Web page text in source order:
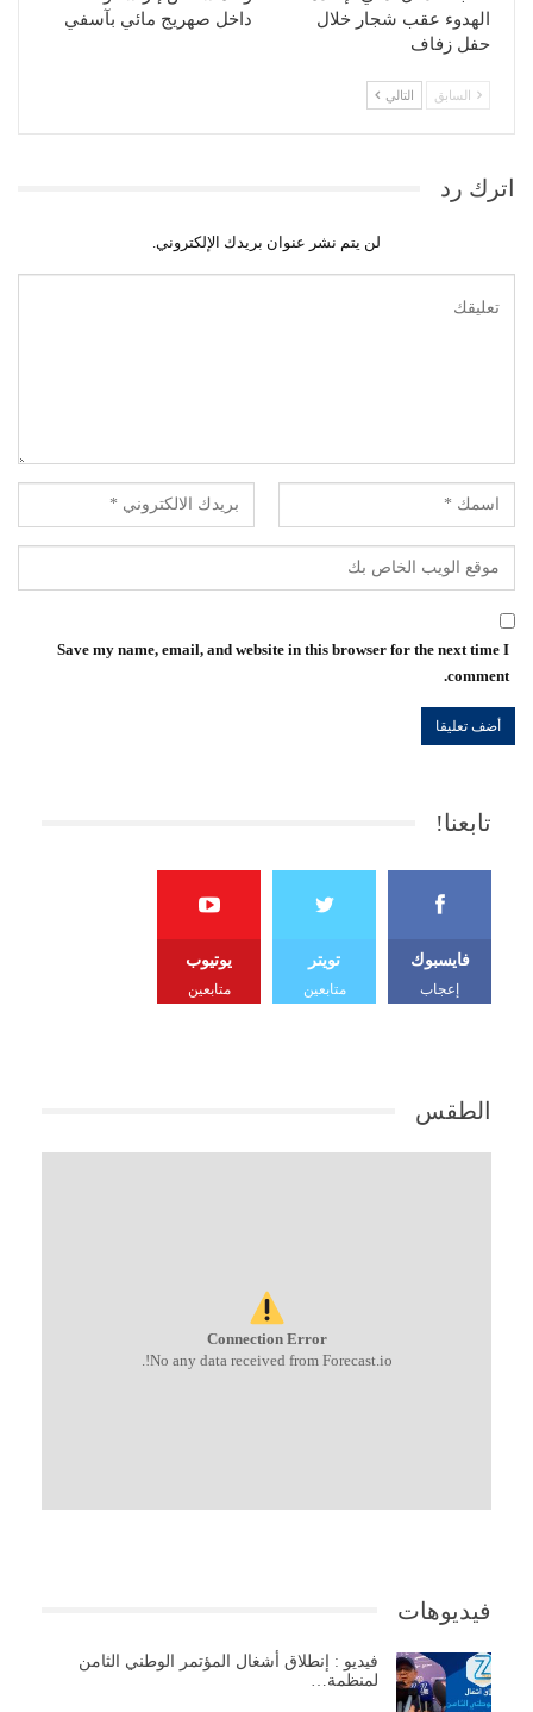
الهدوء عقب شجار خلال
حفل زفاف
داخل صهريج مائي بآسفي
السابق التالي
اترك رد
لن يتم نشر عنوان بريدك الإلكتروني.
Save my name, email, and website in this browser for the next time I
comment.
تابعنا!
فايسبوك
إعجاب
تويتر
متابعين
يوتيوب
متابعين
الطقس
Connection Error
No any data received from Forecast.io!.
فيديوهات
فيديو : إنطلاق أشغال المؤتمر الوطني الثامن
لمنظمة…